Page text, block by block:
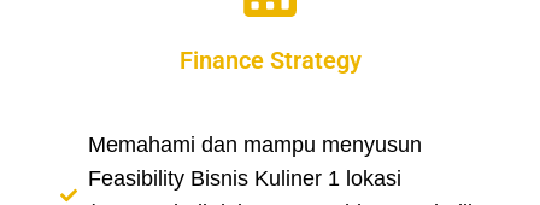
Finance Strategy
Memahami dan mampu menyusun
Feasibility Bisnis Kuliner 1 lokasi